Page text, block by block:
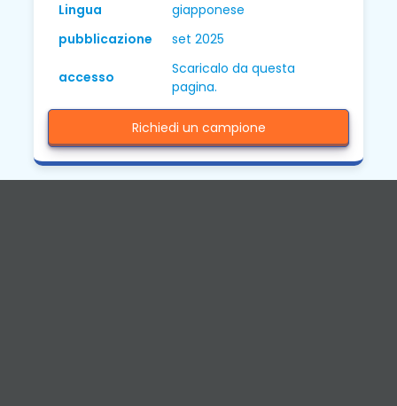
Lingua
giapponese
pubblicazione
set 2025
accesso
Scaricalo da questa
pagina.
Richiedi un campione